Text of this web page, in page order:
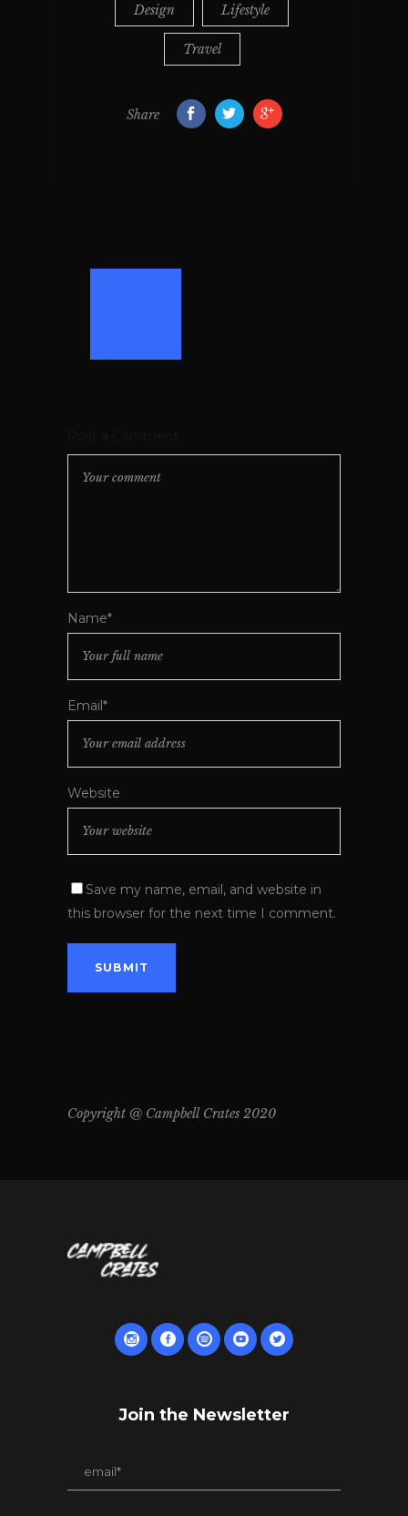
Design Lifestyle
Travel
Share
Name*
Email*
Website
Save my name, email, and website in
this browser for the next time I comment.
Copyright @ Campbell Crates 2020
Join the Newsletter